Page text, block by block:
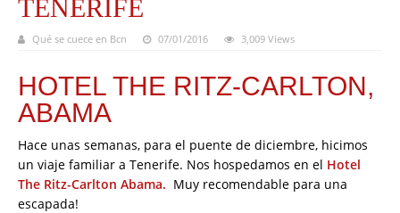
TENERIFE
Qué se cuece en Bcn 07/01/2016 3,009 Views
HOTEL THE RITZ-CARLTON,
ABAMA
Hace unas semanas, para el puente de diciembre, hicimos
un viaje familiar a Tenerife. Nos hospedamos en el Hotel
The Ritz-Carlton Abama. Muy recomendable para una
escapada!